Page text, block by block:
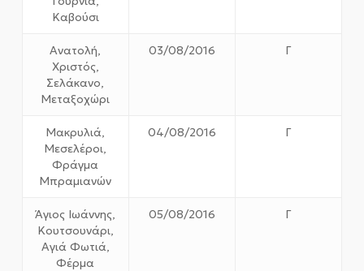
Καβούσι
Ανατολή,
Χριστός,
Σελάκανο,
Μεταξοχώρι
03/08/2016 Γ
Μακρυλιά,
Μεσελέροι,
Φράγμα
Μπραμιανών
04/08/2016 Γ
Άγιος Ιωάννης,
Κουτσουνάρι,
Αγιά Φωτιά,
Φέρμα
05/08/2016 Γ